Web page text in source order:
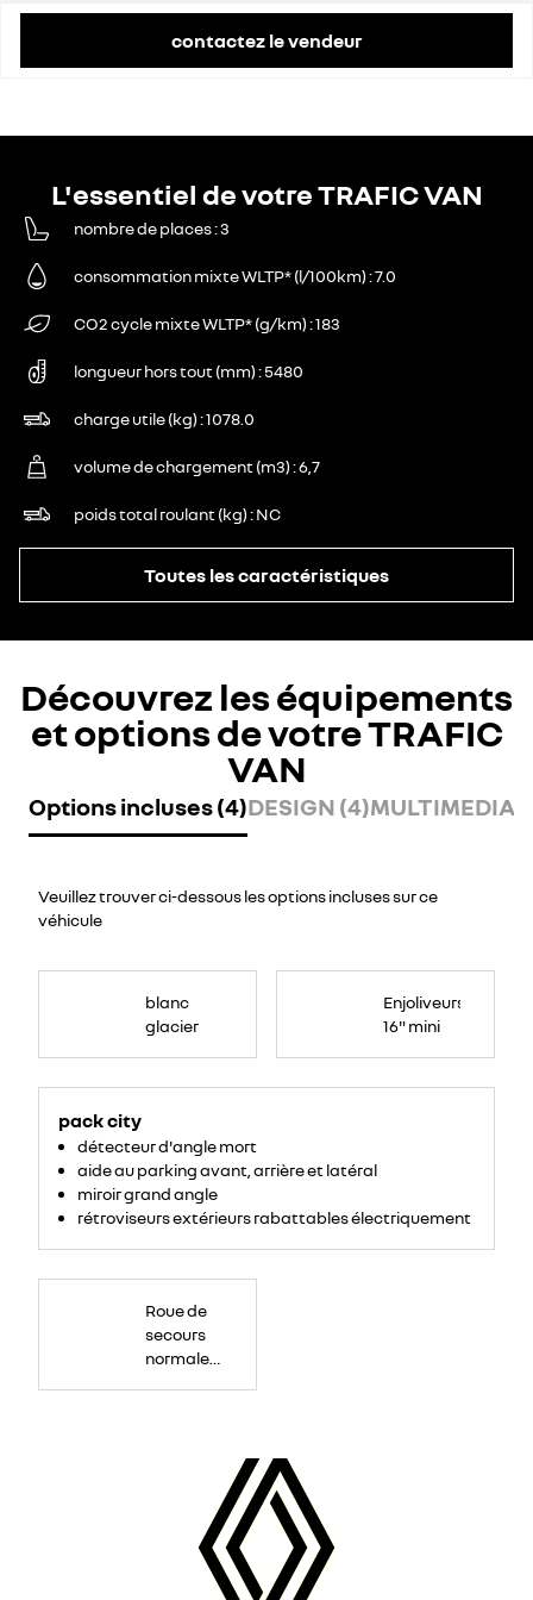
contactez le vendeur
L'essentiel de votre TRAFIC VAN
nombre de places 3
consommation mixte WLTP* (l/100km) 7.0
CO2 cycle mixte WLTP* (g/km) 183
longueur hors tout (mm) 5480
charge utile (kg) 1078.0
volume de chargement (m3) 6,7
poids total roulant (kg) NC
Toutes les caractéristiques
Découvrez les équipements
et options de votre TRAFIC
VAN
Options incluses (4)DESIGN (4)MULTIMEDIA
Veuillez trouver ci-dessous les options incluses sur ce
véhicule
blanc
glacier
Enjoliveurs
16" mini
pack city
détecteur d'angle mort
aide au parking avant, arrière et latéral
miroir grand angle
rétroviseurs extérieurs rabattables électriquement
Roue de
secours
normale